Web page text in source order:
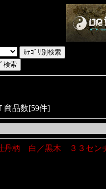
品数[59件]
丹柄 白／黒木 ３３セ